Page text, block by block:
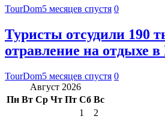
TourDom5 месяцев спустя 0
Туристы отсудили 190
отравление на отдыхе в
TourDom5 месяцев спустя 0
Август 2026
Пн Вт Ср Чт Пт Сб Вс
1
2